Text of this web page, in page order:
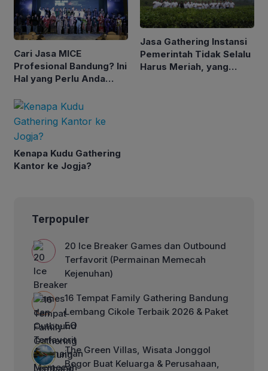
Cari Jasa MICE
Profesional Bandung? Ini
Hal yang Perlu Anda
Jasa Gathering Instansi
Pemerintah Tidak Selalu
Harus Meriah, yang
Kenapa Kudu Gathering
Kantor ke Jogja?
Terpopuler
20 Ice Breaker Games dan Outbound
Terfavorit (Permainan Memecah
Kejenuhan)
16 Tempat Family Gathering Bandung
Lembang Cikole Terbaik 2026 & Paket
EO
The Green Villas, Wisata Jonggol
Bogor Buat Keluarga & Perusahaan,